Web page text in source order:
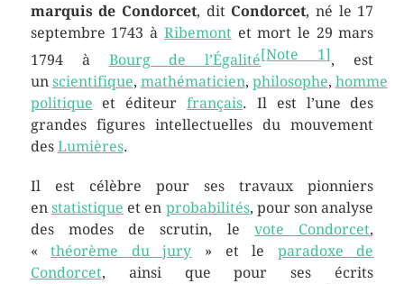
marquis de Condorcet, dit Condorcet, né le 17
septembre 1743 à Ribemontet mort le 29 mars
1794 à Bourg de l’Égalité[Note 1], est
un scientifique, mathématicien, philosophe, homme
politique et éditeurfrançais. Il est l’une des
grandes figures intellectuelles du mouvement
des Lumières.
Il est célèbre pour ses travaux pionniers
en statistique et en probabilités, pour son analyse
des modes de scrutin, levote Condorcet,
«théorème du jury » et le paradoxe de
Condorcet, ainsi que pour ses écrits